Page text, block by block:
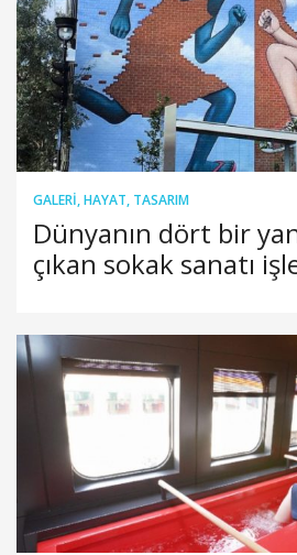
GALERI,HAYAT, TASARIM
Dünyanın dört bir
çıkan sokak sanatı